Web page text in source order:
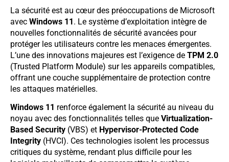
La sécurité est au cœur des préoccupations de Microsoft
avec Windows 11. Le système d’exploitation intègre de
nouvelles fonctionnalités de sécurité avancées pour
protéger les utilisateurs contre les menaces émergentes.
L’une des innovations majeures est l’exigence de TPM 2.0
(Trusted Platform Module) sur les appareils compatibles,
offrant une couche supplémentaire de protection contre
les attaques matérielles.
Windows 11 renforce également la sécurité au niveau du
noyau avec des fonctionnalités telles que Virtualization-
Based Security (VBS) et Hypervisor-Protected Code
Integrity (HVCI). Ces technologies isolent les processus
critiques du système, rendant plus difficile pour les